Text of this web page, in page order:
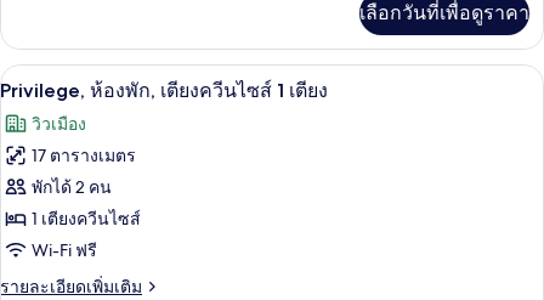
1
เตียง,
พร้อม
สิ่ง
อำนวย
ความ
สะดวก
สำหรับ
เกี่ยว
กับ
ห้อง
สิก,
เตียง
เดี่ยว
เตียง,
พร้อม
สิ่ง
อำนวย
เลือกวันที่เพื่อดูราคา
เปิด
ภาพถ่าย
ทั้งหมด
ของ
Privilege,
ห้อง
พัก,
Privilege, ห้องพัก, เตียงควีนไซส์ 1 เตี
5
Privilege, ห้องพัก, เตียงควีนไซส์ 1 เตียง
วิวเมือง
17 ตารางเมตร
พักได้ 2 คน
1 เตียงควีนไซส์
Wi-Fi ฟรี
รายละเอียดเพิ่มเติม
ราย